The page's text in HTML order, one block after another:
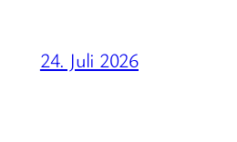
24. Juli 2026